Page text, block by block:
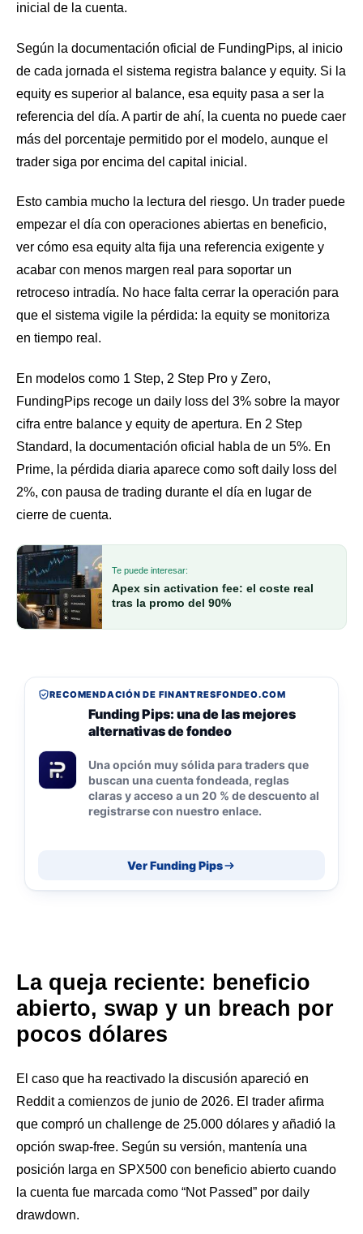
inicial de la cuenta.
Según la documentación oficial de FundingPips, al inicio
de cada jornada el sistema registra balance y equity. Si la
equity es superior al balance, esa equity pasa a ser la
referencia del día. A partir de ahí, la cuenta no puede caer
más del porcentaje permitido por el modelo, aunque el
trader siga por encima del capital inicial.
Esto cambia mucho la lectura del riesgo. Un trader puede
empezar el día con operaciones abiertas en beneficio,
ver cómo esa equity alta fija una referencia exigente y
acabar con menos margen real para soportar un
retroceso intradía. No hace falta cerrar la operación para
que el sistema vigile la pérdida: la equity se monitoriza
en tiempo real.
En modelos como 1 Step, 2 Step Pro y Zero,
FundingPips recoge un daily loss del 3% sobre la mayor
cifra entre balance y equity de apertura. En 2 Step
Standard, la documentación oficial habla de un 5%. En
Prime, la pérdida diaria aparece como soft daily loss del
2%, con pausa de trading durante el día en lugar de
cierre de cuenta.
Te puede interesar:
Apex sin activation fee: el coste real
tras la promo del 90%
RECOMENDACIÓN DE FINANTRESFONDEO.COM
Funding Pips: una de las mejores
alternativas de fondeo
Una opción muy sólida para traders que
buscan una cuenta fondeada, reglas
claras y acceso a un 20 % de descuento al
registrarse con nuestro enlace.
Ver Funding Pips
La queja reciente: beneficio
abierto, swap y un breach por
pocos dólares
El caso que ha reactivado la discusión apareció en
Reddit a comienzos de junio de 2026. El trader afirma
que compró un challenge de 25.000 dólares y añadió la
opción swap-free. Según su versión, mantenía una
posición larga en SPX500 con beneficio abierto cuando
la cuenta fue marcada como “Not Passed” por daily
drawdown.